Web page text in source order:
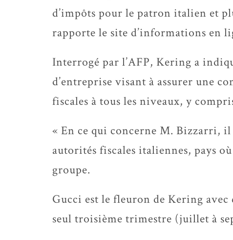
d’impôts pour le patron italien et
rapporte le site d’informations en
Interrogé par l’AFP, Kering a
d’entreprise visant à assurer une
fiscales à tous les niveaux, y
« En ce qui concerne M. Bizzarri,
autorités fiscales italiennes, pays
groupe.
Gucci est le fleuron de Kering avec
seul troisième trimestre (juillet à